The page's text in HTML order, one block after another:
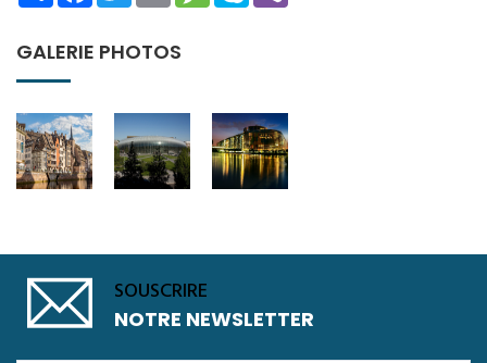
GALERIE PHOTOS
SOUSCRIRE
NOTRE NEWSLETTER